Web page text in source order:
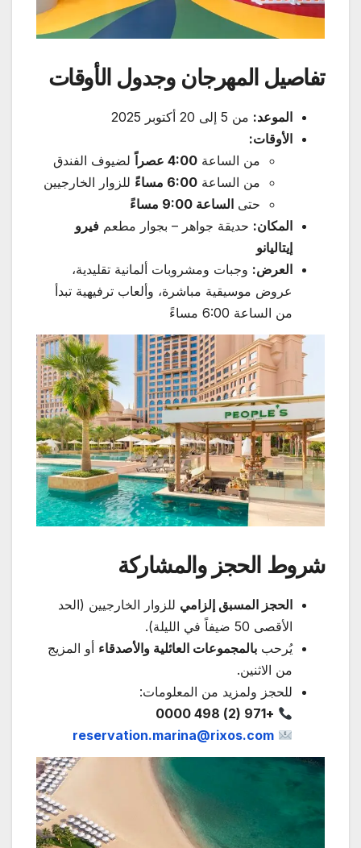
تفاصيل المهرجان وجدول الأوقات
الموعد: من 5 إلى 20 أكتوبر 2025
الأوقات:
من الساعة 4:00 عصراًلضيوف الفندق
من الساعة 6:00 مساءً للزوار الخارجيين
حتى الساعة 9:00 مساءً
المكان: حديقة جواهر – بجوار مطعم فيرو
إيتاليانو
العرض: وجبات ومشروبات ألمانية تقليدية،
عروض موسيقية مباشرة، وألعاب ترفيهية تبدأ
من الساعة 6:00 مساءً
شروط الحجز والمشاركة
الحجز المسبق إلزامي للزوار الخارجيين (الحد
الأقصى 50 ضيفاً في الليلة).
يُرحب بالمجموعات العائلية والأصدقاء أو المزيج
من الاثنين.
للحجز ولمزيد من المعلومات:
+971 (2) 498 0000
reservation.marina@rixos.com